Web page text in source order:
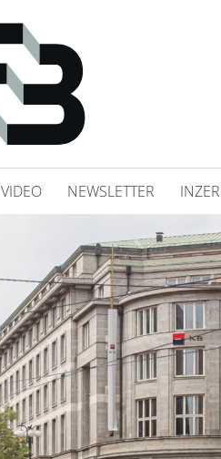
VIDEO NEWSLETTER